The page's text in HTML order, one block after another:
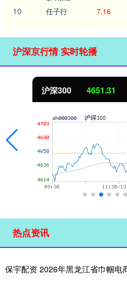
10 任子行 7.16
沪深京行情 实时轮播
北证50
热点资讯
保宇配资 2026年黑龙江省巾帼电